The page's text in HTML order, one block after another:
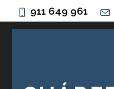
911 649 961